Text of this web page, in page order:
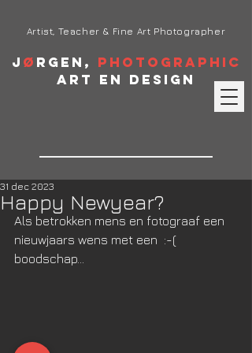
J ø rgen, Photographic
Art en Design
Artist, Teacher & Fine Art Photographer
Happy Newyear?
31 dec 2023
Als betrokken mens en fotograaf een
nieuwjaars wens met een  :-(
boodschap...